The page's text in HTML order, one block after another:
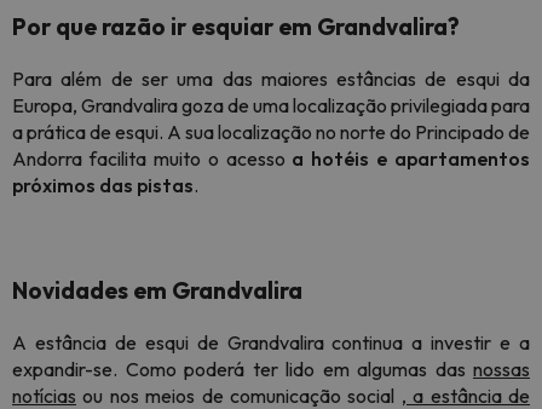
Por que razão ir esquiar em Grandvalira?
Para além de ser uma das maiores estâncias de esqui da
Europa, Grandvalira goza de uma localização privilegiada para
a prática de esqui. A sua localização no norte do Principado de
Andorra facilita muito o acesso a hotéis e apartamentos
próximos das pistas.
Novidades em Grandvalira
A estância de esqui de Grandvalira continua a investir e a
expandir-se. Como poderá ter lido em algumas das nossas
notícias ou nos meios de comunicação social , a estância de